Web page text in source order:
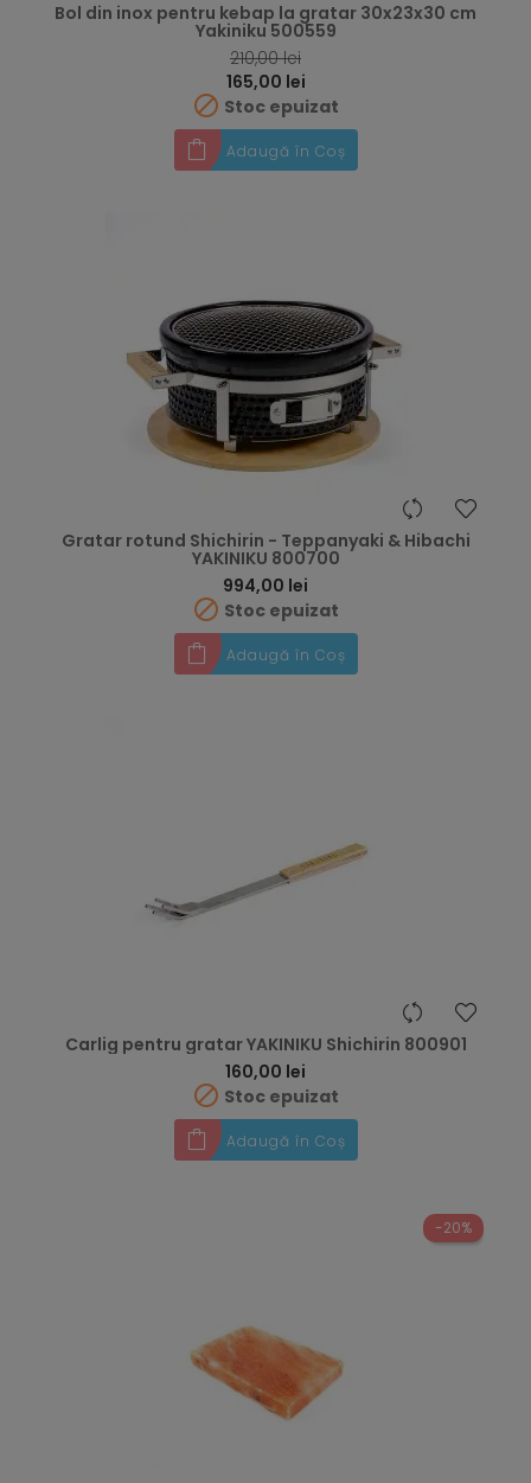
Bol din inox pentru kebap la gratar 30x23x30 cm
Yakiniku 500559
210,00 lei
165,00 lei
 Stoc epuizat
Adaugă în Coș
Gratar rotund Shichirin - Teppanyaki & Hibachi
YAKINIKU 800700
994,00 lei
 Stoc epuizat
Adaugă în Coș
Carlig pentru gratar YAKINIKU Shichirin 800901
160,00 lei
 Stoc epuizat
Adaugă în Coș
-20%